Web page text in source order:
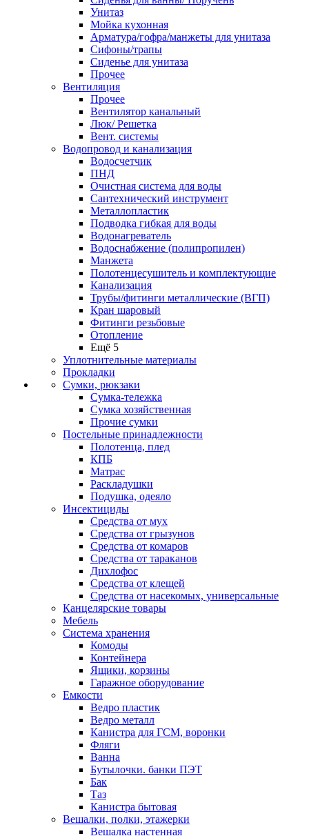
Унитаз
Мойка кухонная
Арматура/гофра/манжеты для унитаза
Сифоны/трапы
Сиденье для унитаза
Прочее
Вентиляция
Прочее
Вентилятор канальный
Люк/ Решетка
Вент. системы
Водопровод и канализация
Водосчетчик
ПНД
Очистная система для воды
Сантехнический инструмент
Металлопластик
Подводка гибкая для воды
Водонагреватель
Водоснабжение (полипропилен)
Манжета
Полотенцесушитель и комплектующие
Канализация
Трубы/фитинги металлические (ВГП)
Кран шаровый
Фитинги резьбовые
Отопление
Ещё 5
Уплотнительные материалы
Прокладки
Сумки, рюкзаки
Сумка-тележка
Сумка хозяйственная
Прочие сумки
Постельные принадлежности
Полотенца, плед
КПБ
Матрас
Раскладушки
Подушка, одеяло
Инсектициды
Средства от мух
Средства от грызунов
Средства от комаров
Средства от тараканов
Дихлофос
Средства от клещей
Средства от насекомых, универсальные
Канцелярские товары
Мебель
Система хранения
Комоды
Контейнера
Ящики, корзины
Гаражное оборудование
Емкости
Ведро пластик
Ведро металл
Канистра для ГСМ, воронки
Фляги
Ванна
Бутылочки. банки ПЭТ
Бак
Таз
Канистра бытовая
Вешалки, полки, этажерки
Вешалка настенная